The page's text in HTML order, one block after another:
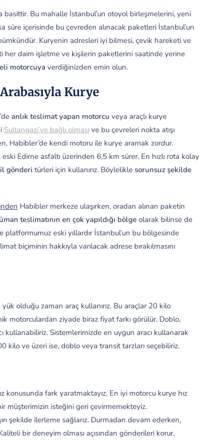
Bu mahalle İstanbul’un otoyol birleşmelerini, yeni
süre içerisinde bu çevreden alınacak paketleri İstanbul’un
Kuryenin adresleri iyi bilmesi, çevik hareketi ve
her daim işletme ve kişilerin paketlerini saatinde yerine
motorcuya verdiğinizden emin olun.
Kurye
anlık teslimat yapan motorcu veya araçlı kurye
Sultangazi’ye bağlı olması ve bu çevreleri nokta atışı
Habibler’de kendi motoru ile kurye aramak zordur.
eski Edirne asfaltı üzerinden 6,5 km sürer. En hızlı rota kolay
gönderi türleri için kullanırız. Böylelikle sorunsuz şekilde
Habibler merkeze ulaşırken, oradan alınan paketin
teslimatının en çok yapıldığı bölge olarak bilinse de
eski yıllardır İstanbul’un bu bölgesinde
biçiminin hakkıyla varılacak adrese bırakılmasını
olduğu zaman araç kullanırız. Bu araçlar 20 kilo
motorculardan ziyade biraz fiyat farkı görülür. Doblo,
Sistemlerimizde en uygun aracı kullanarak
kilo ve üzeri ise, doblo veya transit tarzları seçebiliriz.
fark yaratmaktayız. En iyi motorcu kurye hız
müşterimizin isteğini geri çevirmemekteyiz.
şekilde ilerleme sağlarız. Durmadan devam ederken,
bir deneyim olması açısından gönderileri korur,